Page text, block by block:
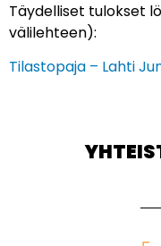
Täydelliset tulokset
välilehteen):
Tilastopaja – Lahti